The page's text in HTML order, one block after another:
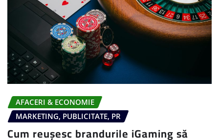
AFACERI & ECONOMIE
MARKETING, PUBLICITATE, PR
Cum reușesc brandurile iGaming să